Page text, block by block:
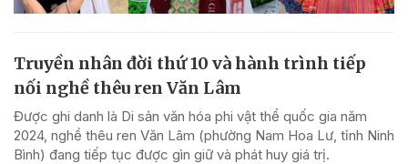
Truyền nhân đời thứ 10 và hành trình tiếp
nối nghề thêu ren Văn Lâm
Được ghi danh là Di sản văn hóa phi vật thể quốc gia năm
2024, nghề thêu ren Văn Lâm (phường Nam Hoa Lư, tỉnh Ninh
Bình) đang tiếp tục được gìn giữ và phát huy giá trị.